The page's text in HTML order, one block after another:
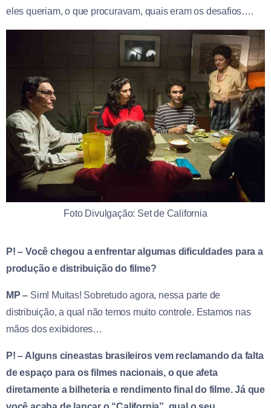
eles queriam, o que procuravam, quais eram os desafios….
Foto Divulgação: Set de California
P! – Você chegou a enfrentar algumas dificuldades para a
produção e distribuição do filme?
MP – Sim! Muitas! Sobretudo agora, nessa parte de
distribuição, a qual não temos muito controle. Estamos nas
mãos dos exibidores…
P! – Alguns cineastas brasileiros vem reclamando da falta
de espaço para os filmes nacionais, o que afeta
diretamente a bilheteria e rendimento final do filme. Já que